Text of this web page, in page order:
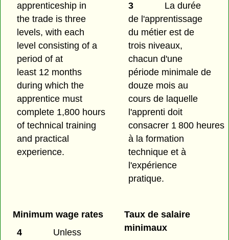
apprenticeship in
the trade is three
levels, with each
level consisting of a
period of at
least 12 months
during which the
apprentice must
complete 1,800 hours
of technical training
and practical
experience.
3
La durée
de l'apprentissage
du métier est de
trois niveaux,
chacun d'une
période minimale de
douze mois au
cours de laquelle
l'apprenti doit
consacrer 1 800 heures
à la formation
technique et à
l'expérience
pratique.
Minimum wage rates
4
Unless
Taux de salaire
minimaux